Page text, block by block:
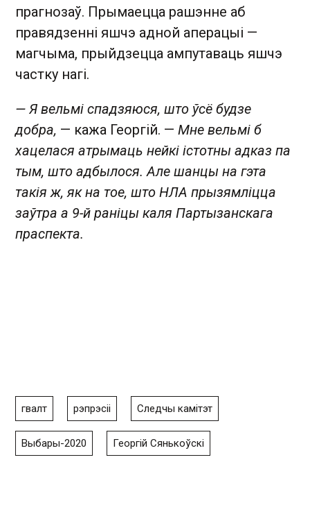
прагнозаў. Прымаецца рашэнне аб
правядзенні яшчэ адной аперацыі —
магчыма, прыйдзецца ампутаваць яшчэ
частку нагі.
— Я вельмі спадзяюся, што ўсё будзе
добра, — кажа Георгій. — Мне вельмі б
хацелася атрымаць нейкі істотны адказ па
тым, што адбылося. Але шанцы на гэта
такія ж, як на тое, што НЛА прызямліцца
заўтра а 9-й раніцы каля Партызанскага
праспекта.
гвалт рэпрэсіі Следчы камітэт
Выбары-2020 Георгій Сянькоўскі